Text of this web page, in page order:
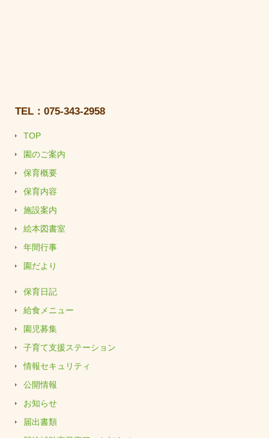
TEL：075-343-2958
TOP
園のご案内
保育概要
保育内容
施設案内
絵本図書室
年間行事
園だより
保育日記
給食メニュー
園児募集
子育て支援ステーション
情報セキュリティ
公開情報
お知らせ
届出書類